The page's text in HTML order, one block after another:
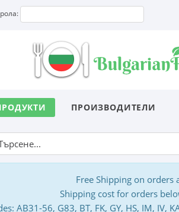
ПРОИЗВОДИТЕЛИ
Free Shipping on orders
Shipping cost for orders
AB31-56, G83, BT, FK, GY, HS, IM, IV,